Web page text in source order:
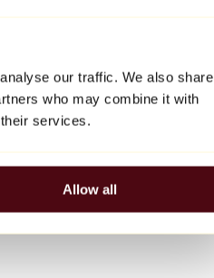
our traffic. We also share
who may combine it with
services.
Allow all